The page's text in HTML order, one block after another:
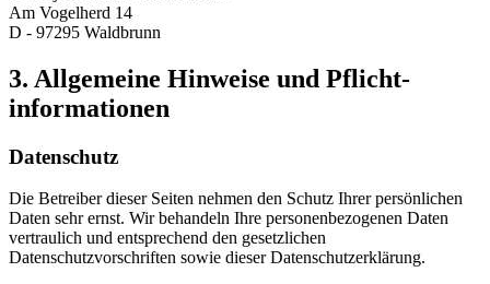
Am Vogelherd 14
D - 97295 Waldbrunn
3. Allgemeine Hinweise und Pflicht­
informationen
Datenschutz
Die Betreiber dieser Seiten nehmen den Schutz Ihrer persönlichen
Daten sehr ernst. Wir behandeln Ihre personenbezogenen Daten
vertraulich und entsprechend den gesetzlichen
Datenschutzvorschriften sowie dieser Datenschutzerklärung.